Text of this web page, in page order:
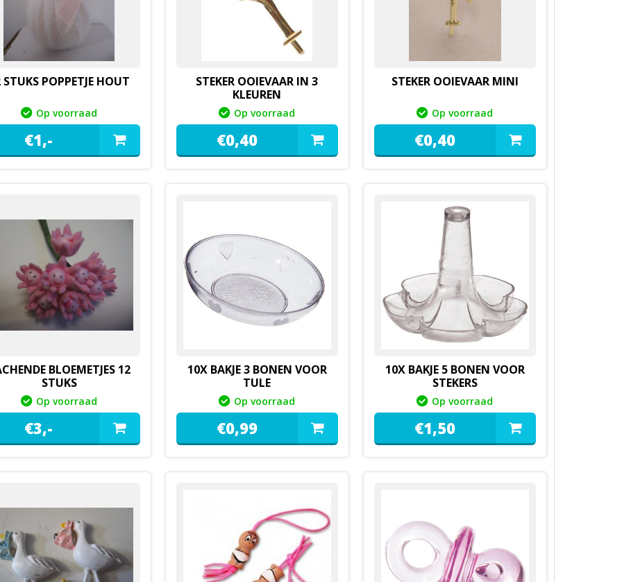
STUKS POPPETJE HOUT
Op voorraad
€1,-
STEKER OOIEVAAR IN 3
KLEUREN
Op voorraad
€0,40
STEKER OOIEVAAR MINI
Op voorraad
€0,40
BLOEMETJES 12
STUKS
Op voorraad
€3,-
10X BAKJE 3 BONEN VOOR
TULE
Op voorraad
€0,99
10X BAKJE 5 BONEN VOOR
STEKERS
Op voorraad
€1,50